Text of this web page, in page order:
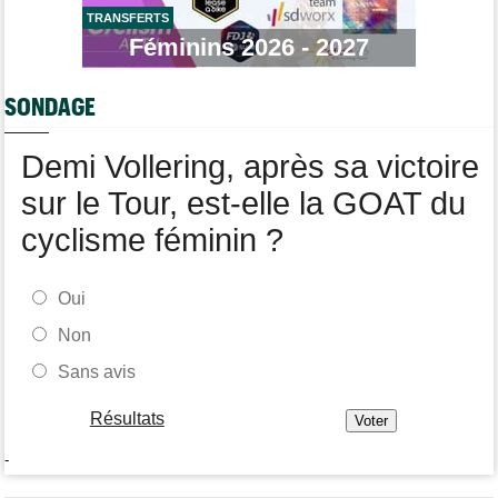
Cyclism’Actu cherche rédacteurs… les informations, c'est ici !
Les prochains défis de Pogi ? L'insatiable Tadej Pogacar...
Transfert
TRANSFERTS
Féminins 2026 - 2027
SONDAGE
Demi Vollering, après sa victoire
sur le Tour, est-elle la GOAT du
cyclisme féminin ?
Oui
Non
Sans avis
Résultats
-